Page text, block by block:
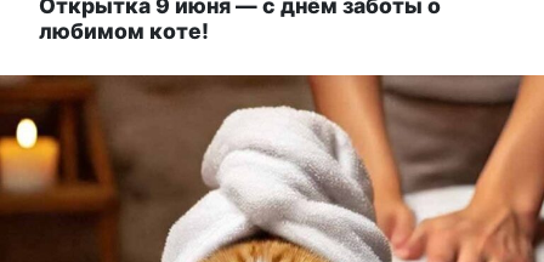
Открытка 9 июня — с днём заботы о
любимом коте!